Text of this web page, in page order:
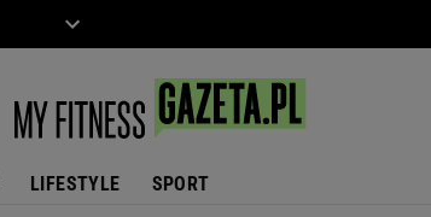
LIFESTYLE SPORT